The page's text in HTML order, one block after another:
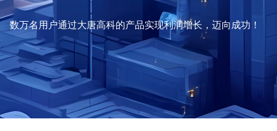
数万名用户通过大唐高科的产品实现利润增长，迈向成功！